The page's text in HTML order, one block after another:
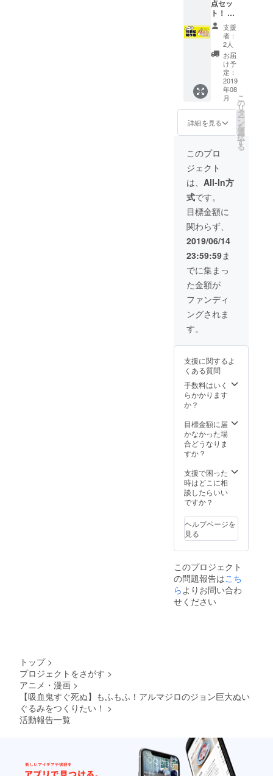
CAMPF
IREの
ユー
ザー名
を掲載
いたし
ます。
ご了承
くださ
い。 ※
秋田書
店見学
は2019
年9月頃
を予
所は東
京都千
飯田橋
2-10-8
です。
現地ま
での交
どは支
援者様
担とな
りま
原稿5枚
（全5種
セッ
ト）
⑤サイ
ン入り
カラー
色紙
（キャ
ラリク
エスト
権付
き）
に、必
欄に掲
載する
お名前
をご記
入くだ
さい。
記入の
ない場
CAMPF
IREの
ユー
ザー名
を掲載
いたし
ます。
い。 ※
支援者
様には
別途希
望キャ
ラク
するご
連絡を
いたし
点セッ
ト！ ①
描き下
ろしイ
ラスト
付きお
礼メー
大感謝
祭会場
内に支
援者の
お名前
掲載 ③
データ
詰め合
わせ（3
話分）
④複製
原稿5枚
（全5種
セッ
ト）
⑤似顔
絵制作
権 ※②
は支援
時に、
必ず備
考欄に
掲載す
るお名
ださ
入のな
い場合
は
CAMPF
ザー名
を掲載
いたし
くださ
い。 ※
支援者
様には
顔絵用
のお写
真など
を頂戴
連絡を
いたし
ます。
支援
者：
2人
お届
け予
定：
2019
年08
月
詳細を見る
こ
の
リ
タ
ー
ン
を
選
択
す
る
このプロ
ジェクト
は、 All-In方
式です。
目標金額に
関わらず、
2019/06/14
23:59:59ま
でに集まっ
た金額が
ファンディ
ングされま
す。
支援に関するよ
くある質問
手数料はいく
らかかります
か？
目標金額に届
かなかった場
合どうなりま
すか？
支援で困った
時はどこに相
談したらいい
ですか？
ヘルプページを
見る
このプロジェクト
の問題報告はこち
らよりお問い合わ
せください
トップ >
プロジェクトをさがす >
アニメ・漫画 >
【吸血鬼すぐ死ぬ】もふもふ！アルマジロのジョン巨大ぬい
ぐるみをつくりたい！ >
活動報告一覧